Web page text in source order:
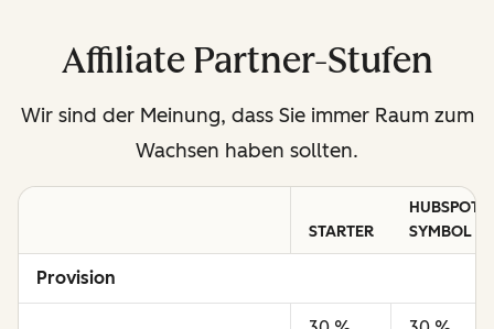
Affiliate Partner-Stufen
Wir sind der Meinung, dass Sie immer Raum zum
Wachsen haben sollten.
STARTER
HUBSPOT-
SYMBOL
Provision